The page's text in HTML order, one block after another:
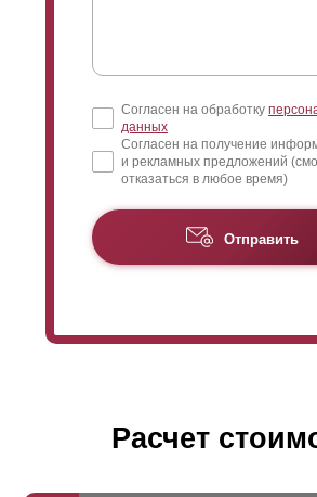
Согласен на обработку
данных
Согласен на получение
и рекламных предложений
отказаться в любое время)
Отправить
Расчет